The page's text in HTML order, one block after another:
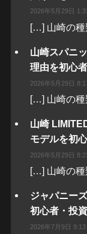
2026年5月29日
[…] 山崎の
山崎スパニ
理由を初心
2026年5月29日
[…] 山崎の
山崎
モデルを初
2026年5月29日
[…] 山崎の
ジャパニー
初心者・投
2026年7月9日 9:13